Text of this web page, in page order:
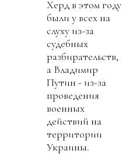
Херд в этом году
были у всех на
слуху из-за
судебных
разбирательств,
а Владимир
Путин - из-за
проведения
военных
действий на
территории
Украины.